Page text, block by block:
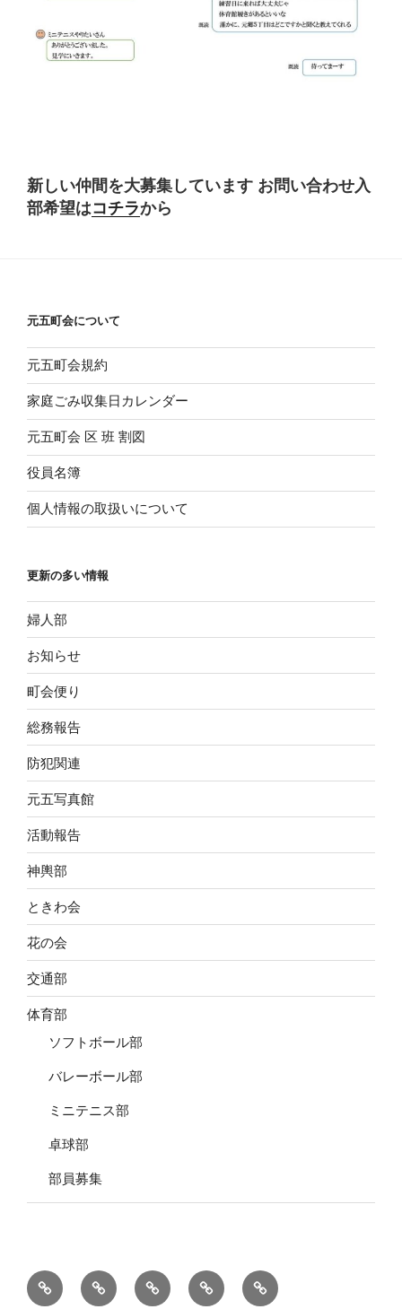
新しい仲間を大募集しています お問い合わせ入
部希望はコチラから
元五町会について
元五町会規約
家庭ごみ収集日カレンダー
元五町会 区 班 割図
役員名簿
個人情報の取扱いについて
更新の多い情報
婦人部
お知らせ
町会便り
総務報告
防犯関連
元五写真館
活動報告
神輿部
ときわ会
花の会
交通部
体育部
ソフトボール部
バレーボール部
ミニテニス部
卓球部
部員募集
元
五
家
庭
元
五
役
員
個
人